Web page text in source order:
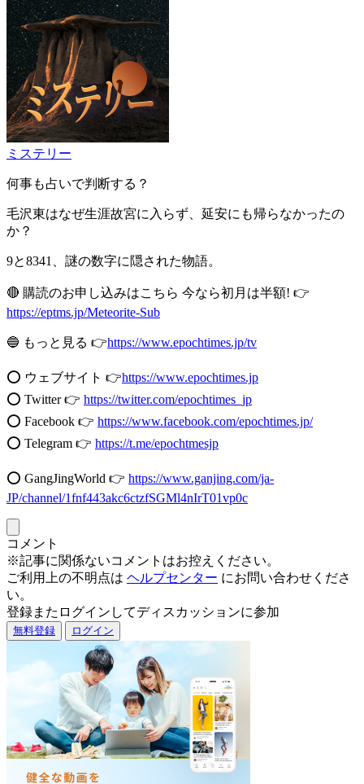
ミステリー
何事も占いで判断する？
毛沢東はなぜ生涯故宮に入らず、延安にも帰らなかったの
か？
9と8341、謎の数字に隠された物語。
🔴 購読のお申し込みはこちら 今なら初月は半額! 👉
https://eptms.jp/Meteorite-Sub
🔵 もっと見る 👉https://www.epochtimes.jp/tv
⭕️ ウェブサイト 👉https://www.epochtimes.jp
⭕️ Twitter 👉 https://twitter.com/epochtimes_jp
⭕️ Facebook 👉 https://www.facebook.com/epochtimes.jp/
⭕️ Telegram 👉 https://t.me/epochtmesjp
⭕️ GangJingWorld 👉 https://www.ganjing.com/ja-
JP/channel/1fnf443akc6ctzfSGMl4nIrT01vp0c
コメント
※記事に関係ないコメントはお控えください。
ご利用上の不明点は ヘルプセンター にお問い合わせくださ
い。
登録またログインしてディスカッションに参加
無料登録 ログイン